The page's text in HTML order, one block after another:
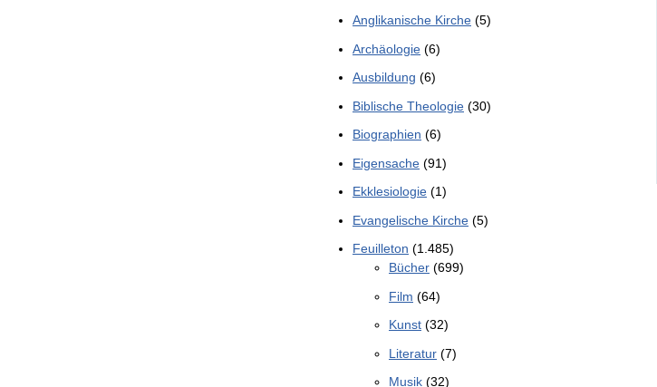
Anglikanische Kirche (5)
Archäologie (6)
Ausbildung (6)
Biblische Theologie (30)
Biographien (6)
Eigensache (91)
Ekklesiologie (1)
Evangelische Kirche (5)
Feuilleton (1.485)
Bücher (699)
Film (64)
Kunst (32)
Literatur (7)
Musik (32)